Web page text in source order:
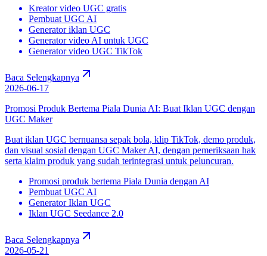
Kreator video UGC gratis
Pembuat UGC AI
Generator iklan UGC
Generator video AI untuk UGC
Generator video UGC TikTok
Baca Selengkapnya
2026-06-17
Promosi Produk Bertema Piala Dunia AI: Buat Iklan UGC dengan
UGC Maker
Buat iklan UGC bernuansa sepak bola, klip TikTok, demo produk,
dan visual sosial dengan UGC Maker AI, dengan pemeriksaan hak
serta klaim produk yang sudah terintegrasi untuk peluncuran.
Promosi produk bertema Piala Dunia dengan AI
Pembuat UGC AI
Generator Iklan UGC
Iklan UGC Seedance 2.0
Baca Selengkapnya
2026-05-21